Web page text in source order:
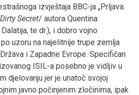
izvještaja BBC-ja „Prljava
Secret/ autora Quentina
te dr.), i dobro vojno
uzoru na najelitnije trupe zemlja
i Zapadne Evrope. Specifičan
ISIL-a posebno je vidljiv u
djelovanju jer je unatoč svojoj
javno počinjenim zločinima, ipak